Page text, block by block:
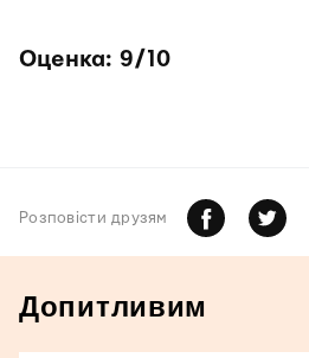
Оценка: 9/10
Розповiсти друзям
Допитливим